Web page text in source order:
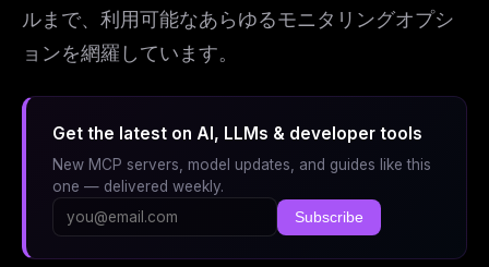
ルまで、利用可能なあらゆるモニタリングオプシ
ョンを網羅しています。
Get the latest on AI, LLMs & developer tools
New MCP servers, model updates, and guides like this
one — delivered weekly.
Subscribe